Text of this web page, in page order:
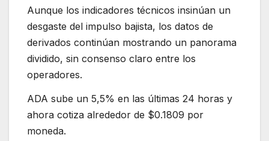
Aunque los indicadores técnicos insinúan un
desgaste del impulso bajista, los datos de
derivados continúan mostrando un panorama
dividido, sin consenso claro entre los
operadores.
ADA sube un 5,5% en las últimas 24 horas y
ahora cotiza alrededor de $0.1809 por
moneda.